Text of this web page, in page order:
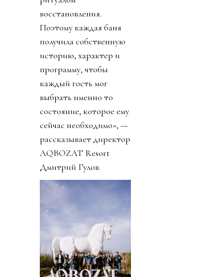
восстановления.
Поэтому каждая баня
получила собственную
историю, характер и
программу, чтобы
каждый гость мог
выбрать именно то
состояние, которое ему
сейчас необходимо», —
рассказывает директор
AQBOZAT Resort
Дмитрий Гулов.